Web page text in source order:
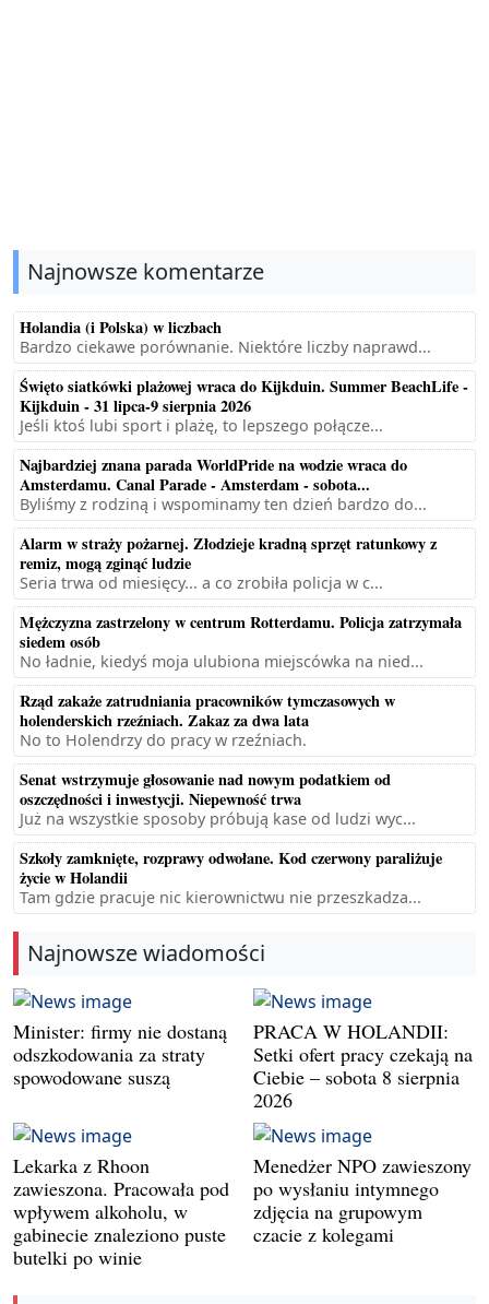
Najnowsze komentarze
Holandia (i Polska) w liczbach
Bardzo ciekawe porównanie. Niektóre liczby naprawd...
Święto siatkówki plażowej wraca do Kijkduin. Summer BeachLife -
Kijkduin - 31 lipca-9 sierpnia 2026
Jeśli ktoś lubi sport i plażę, to lepszego połącze...
Najbardziej znana parada WorldPride na wodzie wraca do
Amsterdamu. Canal Parade - Amsterdam - sobota...
Byliśmy z rodziną i wspominamy ten dzień bardzo do...
Alarm w straży pożarnej. Złodzieje kradną sprzęt ratunkowy z
remiz, mogą zginąć ludzie
Seria trwa od miesięcy... a co zrobiła policja w c...
Mężczyzna zastrzelony w centrum Rotterdamu. Policja zatrzymała
siedem osób
No ładnie, kiedyś moja ulubiona miejscówka na nied...
Rząd zakaże zatrudniania pracowników tymczasowych w
holenderskich rzeźniach. Zakaz za dwa lata
No to Holendrzy do pracy w rzeźniach.
Senat wstrzymuje głosowanie nad nowym podatkiem od
oszczędności i inwestycji. Niepewność trwa
Już na wszystkie sposoby próbują kase od ludzi wyc...
Szkoły zamknięte, rozprawy odwołane. Kod czerwony paraliżuje
życie w Holandii
Tam gdzie pracuje nic kierownictwu nie przeszkadza...
Najnowsze wiadomości
Minister: firmy nie dostaną
odszkodowania za straty
spowodowane suszą
PRACA W HOLANDII:
Setki ofert pracy czekają na
Ciebie – sobota 8 sierpnia
2026
Lekarka z Rhoon
zawieszona. Pracowała pod
wpływem alkoholu, w
gabinecie znaleziono puste
butelki po winie
Menedżer NPO zawieszony
po wysłaniu intymnego
zdjęcia na grupowym
czacie z kolegami